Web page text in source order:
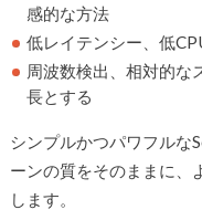
感的な方法
低レイテンシー、低
周波数検出、相対的な
長とする
シンプルかつパワフルな
ーンの質をそのままに、
します。